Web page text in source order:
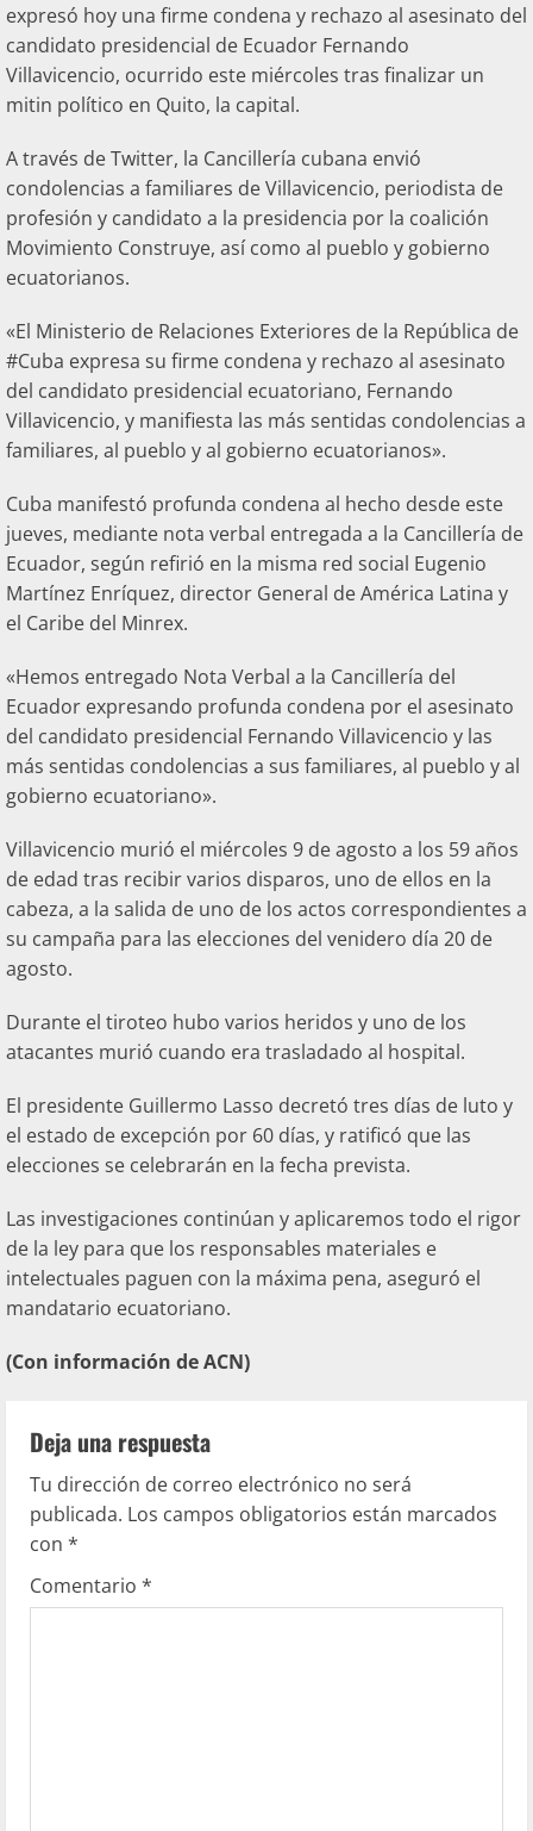
expresó hoy una firme condena y rechazo al asesinato del
candidato presidencial de Ecuador Fernando
Villavicencio, ocurrido este miércoles tras finalizar un
mitin político en Quito, la capital.
A través de Twitter, la Cancillería cubana envió
condolencias a familiares de Villavicencio, periodista de
profesión y candidato a la presidencia por la coalición
Movimiento Construye, así como al pueblo y gobierno
ecuatorianos.
«El Ministerio de Relaciones Exteriores de la República de
#Cuba expresa su firme condena y rechazo al asesinato
del candidato presidencial ecuatoriano, Fernando
Villavicencio, y manifiesta las más sentidas condolencias a
familiares, al pueblo y al gobierno ecuatorianos».
Cuba manifestó profunda condena al hecho desde este
jueves, mediante nota verbal entregada a la Cancillería de
Ecuador, según refirió en la misma red social Eugenio
Martínez Enríquez, director General de América Latina y
el Caribe del Minrex.
«Hemos entregado Nota Verbal a la Cancillería del
Ecuador expresando profunda condena por el asesinato
del candidato presidencial Fernando Villavicencio y las
más sentidas condolencias a sus familiares, al pueblo y al
gobierno ecuatoriano».
Villavicencio murió el miércoles 9 de agosto a los 59 años
de edad tras recibir varios disparos, uno de ellos en la
cabeza, a la salida de uno de los actos correspondientes a
su campaña para las elecciones del venidero día 20 de
agosto.
Durante el tiroteo hubo varios heridos y uno de los
atacantes murió cuando era trasladado al hospital.
El presidente Guillermo Lasso decretó tres días de luto y
el estado de excepción por 60 días, y ratificó que las
elecciones se celebrarán en la fecha prevista.
Las investigaciones continúan y aplicaremos todo el rigor
de la ley para que los responsables materiales e
intelectuales paguen con la máxima pena, aseguró el
mandatario ecuatoriano.
(Con información de ACN)
Deja una respuesta
Tu dirección de correo electrónico no será
publicada. Los campos obligatorios están marcados
con *
Comentario *